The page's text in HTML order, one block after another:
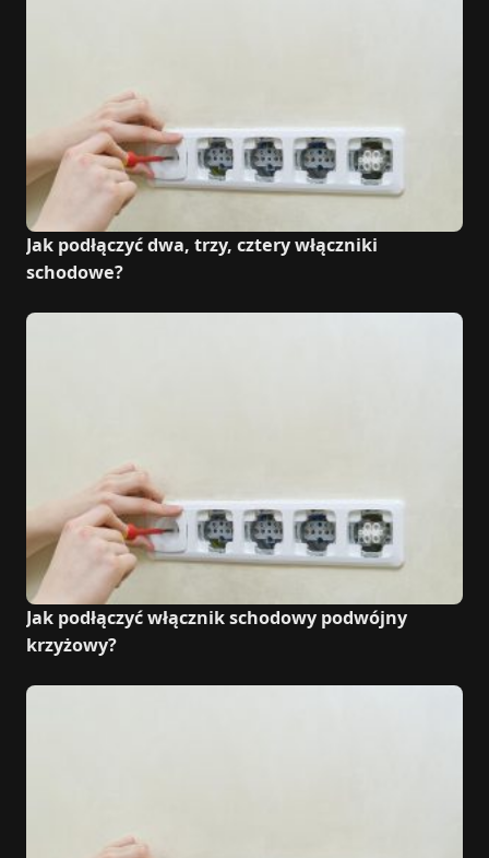
Jak podłączyć dwa, trzy, cztery włączniki
schodowe?
Jak podłączyć włącznik schodowy podwójny
krzyżowy?